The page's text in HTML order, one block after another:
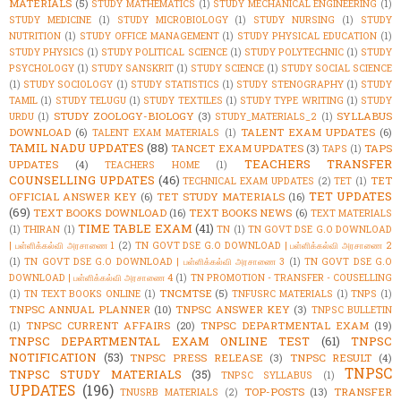
MATERIALS (5) STUDY MATHEMATICS (1) STUDY MECHANICAL ENGINEERING (1)
STUDY MEDICINE
(1) STUDY MICROBIOLOGY (1) STUDY NURSING (1)
STUDY
NUTRITION (1) STUDY OFFICE MANAGEMENT (1) STUDY PHYSICAL EDUCATION (1)
STUDY PHYSICS (1) STUDY POLITICAL SCIENCE (1) STUDY POLYTECHNIC (1) STUDY
PSYCHOLOGY (1) STUDY SANSKRIT (1) STUDY SCIENCE (1) STUDY SOCIAL SCIENCE
(1) STUDY SOCIOLOGY (1) STUDY STATISTICS (1) STUDY STENOGRAPHY (1) STUDY
TAMIL (1) STUDY TELUGU (1) STUDY TEXTILES (1) STUDY TYPE WRITING (1) STUDY
URDU (1) STUDY ZOOLOGY-BIOLOGY (3) STUDY_MATERIALS_2 (1) SYLLABUS
DOWNLOAD (6) TALENT EXAM MATERIALS (1) TALENT EXAM UPDATES (6)
TAMIL NADU UPDATES (88) TANCET EXAM UPDATES (3) TAPS (1) TAPS
UPDATES
(4) TEACHERS HOME (1)
TEACHERS TRANSFER
COUNSELLING UPDATES (46) TECHNICAL EXAM UPDATES (2) TET (1) TET
OFFICIAL ANSWER KEY (6) TET STUDY MATERIALS (16) TET UPDATES
(69) TEXT BOOKS DOWNLOAD (16) TEXT BOOKS NEWS (6) TEXT MATERIALS
(1) THIRAN (1) TIME TABLE EXAM (41) TN (1) TN GOVT DSE G.O DOWNLOAD
| பள்ளிக்கல்வி அரசாணை 1 (2) TN GOVT DSE G.O DOWNLOAD | பள்ளிக்கல்வி அரசாணை 2
(1) TN GOVT DSE G.O DOWNLOAD | பள்ளிக்கல்வி அரசாணை 3 (1) TN GOVT DSE G.O
DOWNLOAD | பள்ளிக்கல்வி அரசாணை 4 (1) TN PROMOTION - TRANSFER - COUSELLING
(1) TN TEXT BOOKS ONLINE (1) TNCMTSE (5) TNFUSRC MATERIALS (1) TNPS (1)
TNPSC ANNUAL PLANNER (10) TNPSC ANSWER KEY (3) TNPSC BULLETIN
(1) TNPSC CURRENT AFFAIRS (20) TNPSC DEPARTMENTAL EXAM (19)
TNPSC DEPARTMENTAL EXAM ONLINE TEST (61)
TNPSC
NOTIFICATION (53) TNPSC PRESS RELEASE (3) TNPSC RESULT (4)
TNPSC STUDY MATERIALS (35) TNPSC SYLLABUS (1)
TNPSC
UPDATES (196) TNUSRB MATERIALS (2) TOP-POSTS (13) TRANSFER